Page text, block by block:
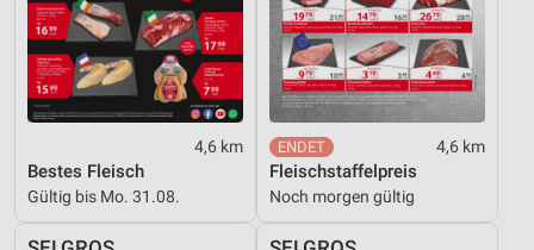
4,6 km
Bestes Fleisch
Gültig bis Mo. 31.08.
4,6 km
Fleischstaffelpreis
Noch morgen gültig
Notwendig
Performance
Funktional
Werbung